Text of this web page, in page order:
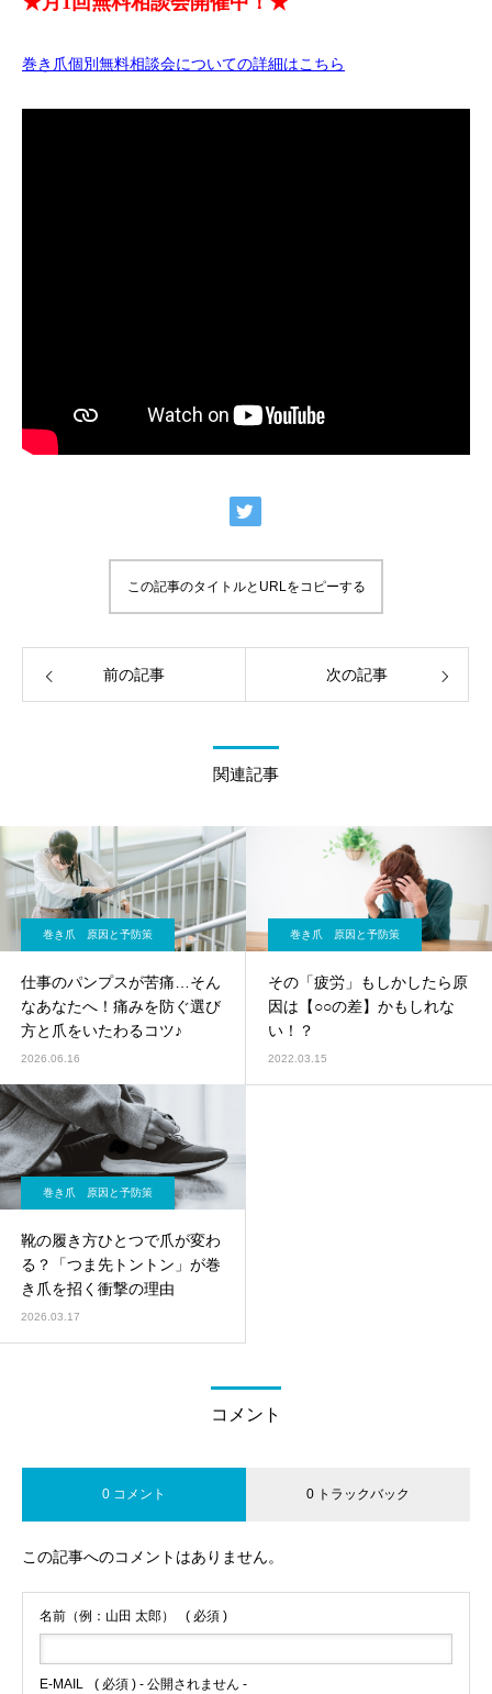
巻き爪個別無料相談会についての詳細はこちら
この記事のタイトルとURLをコピーする
前の記事 次の記事
関連記事
巻き爪 原因と予防策
仕事のパンプスが苦痛…そん
なあなたへ！痛みを防ぐ選び
方と爪をいたわるコツ♪
2026.06.16
巻き爪 原因と予防策
その「疲労」もしかしたら原
因は【○○の差】かもしれな
い！？
2022.03.15
巻き爪 原因と予防策
靴の履き方ひとつで爪が変わ
る？「つま先トントン」が巻
き爪を招く衝撃の理由
2026.03.17
コメント
0 コメント 0 トラックバック
この記事へのコメントはありません。
名前（例：山田 太郎） ( 必須 )
E-MAIL ( 必須 ) - 公開されません -